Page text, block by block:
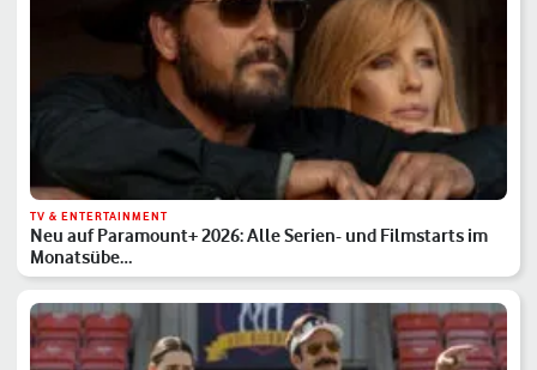
TV & ENTERTAINMENT
Neu auf Paramount+ 2026: Alle Serien- und Filmstarts im
Monatsübe…